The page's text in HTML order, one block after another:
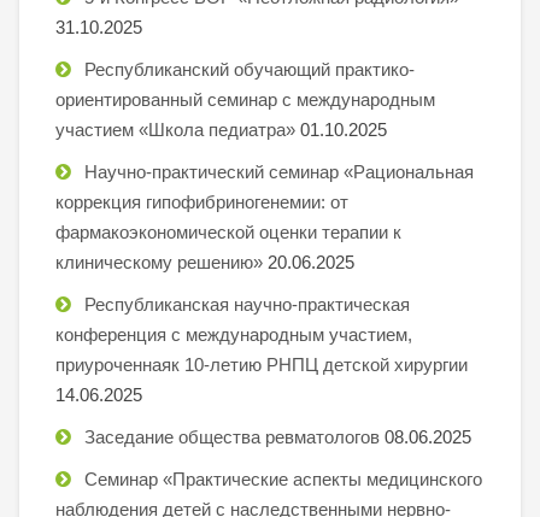
31.10.2025
Республиканский обучающий практико-
ориентированный семинар с международным
участием «Школа педиатра» 01.10.2025
Научно-практический семинар «Рациональная
коррекция гипофибриногенемии: от
фармакоэкономической оценки терапии к
клиническому решению» 20.06.2025
Республиканская научно-практическая
конференция с международным участием,
приуроченнаяк 10-летию РНПЦ детской хирургии
14.06.2025
Заседание общества ревматологов 08.06.2025
Семинар «Практические аспекты медицинского
наблюдения детей с наследственными нервно-